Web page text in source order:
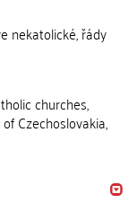
nekatolické, řády
churches,
Czechoslovakia,